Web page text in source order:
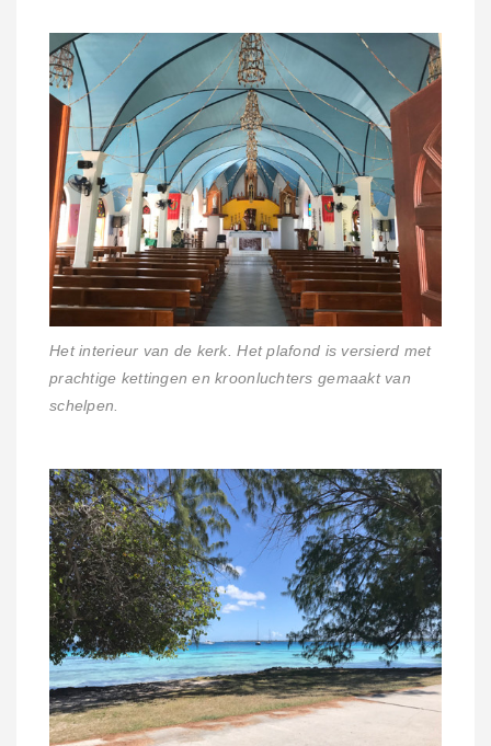
Het interieur van de kerk. Het plafond is versierd met
prachtige kettingen en kroonluchters gemaakt van
schelpen.